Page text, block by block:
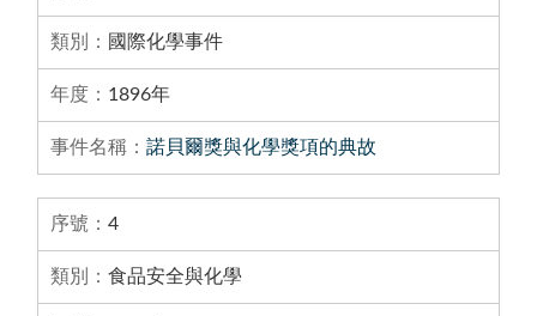
國際化學事件
1896年
諾貝爾獎與化學獎項的典故
4
食品安全與化學